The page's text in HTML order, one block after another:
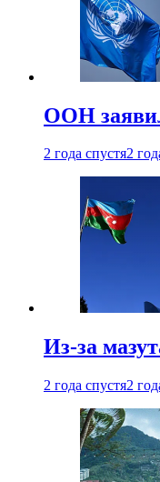
ООН
2 года спустя2
Из-за
2 года спустя2